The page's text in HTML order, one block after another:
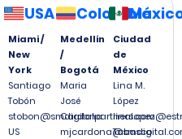
USA
Miami /
New
York
Santiago
Tobón
stobon@smdigitalpartners.com
US
Colombia
Medellín
/
Bogotá
Maria
José
Cardona
Ciudad
de
México
Lina M.
López
Tabasco